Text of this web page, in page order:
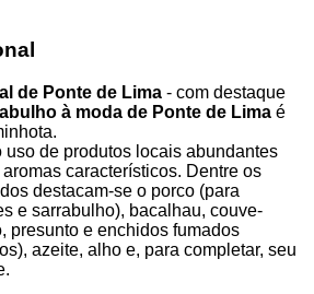
de Ponte de Lima - com destaque
à moda de Ponte de Lima é
uso de produtos locais abundantes
característicos. Dentre os
destacam-se o porco (para
e sarrabulho), bacalhau, couve-
presunto e enchidos fumados
azeite, alho e, para completar, seu